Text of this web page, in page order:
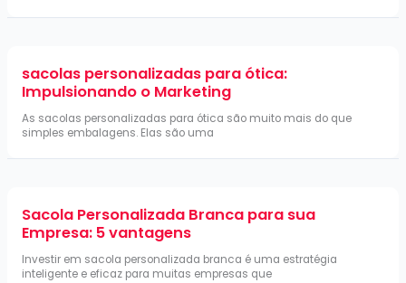
sacolas personalizadas para ótica:
Impulsionando o Marketing
As sacolas personalizadas para ótica são muito mais do que
simples embalagens. Elas são uma
Sacola Personalizada Branca para sua
Empresa: 5 vantagens
Investir em sacola personalizada branca é uma estratégia
inteligente e eficaz para muitas empresas que